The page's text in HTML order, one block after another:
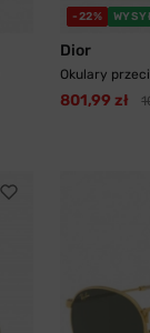
-22%
Dior
Okulary
801,99 zł